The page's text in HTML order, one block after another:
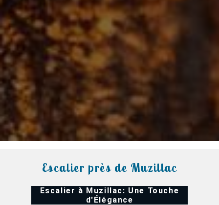
Escalier près de Muzillac
Escalier à Muzillac: Une Touche
d'Élégance